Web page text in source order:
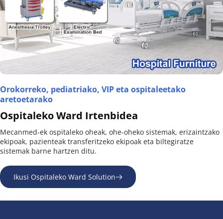
Orokorreko, pediatriako, VIP eta ospitaleetako
aretoetarako
Ospitaleko Ward Irtenbidea
Mecanmed-ek ospitaleko oheak, ohe-oheko sistemak, erizaintzako
ekipoak, pazienteak transferitzeko ekipoak eta biltegiratze
sistemak barne hartzen ditu.
Ikusi Ospitaleko Ward Solution